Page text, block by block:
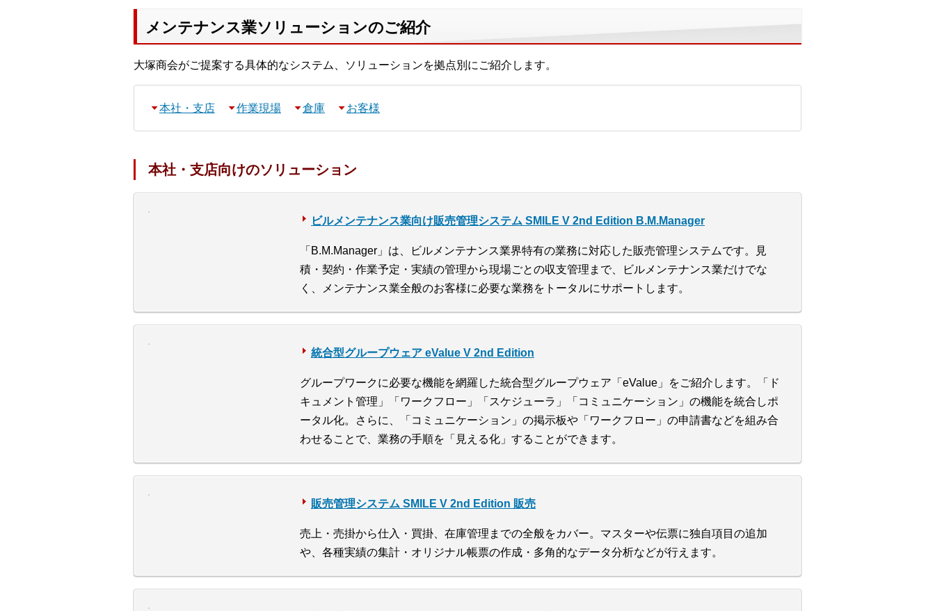
メンテナンス業ソリューションのご紹介
大塚商会がご提案する具体的なシステム、ソリューションを拠点別にご紹介します。
本社・支店 作業現場 倉庫 お客様
本社・支店向けのソリューション
ビルメンテナンス業向け販売管理システム SMILE V 2nd Edition B.M.Manager
「B.M.Manager」は、ビルメンテナンス業界特有の業務に対応した販売管理システムです。見
積・契約・作業予定・実績の管理から現場ごとの収支管理まで、ビルメンテナンス業だけでな
く、メンテナンス業全般のお客様に必要な業務をトータルにサポートします。
統合型グループウェア eValue V 2nd Edition
グループワークに必要な機能を網羅した統合型グループウェア「eValue」をご紹介します。「ド
キュメント管理」「ワークフロー」「スケジューラ」「コミュニケーション」の機能を統合しポ
ータル化。さらに、「コミュニケーション」の掲示板や「ワークフロー」の申請書などを組み合
わせることで、業務の手順を「見える化」することができます。
販売管理システム SMILE V 2nd Edition 販売
売上・売掛から仕入・買掛、在庫管理までの全般をカバー。マスターや伝票に独自項目の追加
や、各種実績の集計・オリジナル帳票の作成・多角的なデータ分析などが行えます。